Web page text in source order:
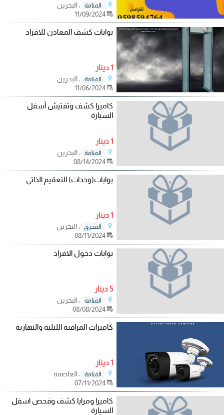
المنامة
، البحرين
11/09/2024
بوابات كشف المعادن للافراد
1 دينار
المنامة
، البحرين
11/06/2024
كاميرا كشف وتفتيش أسفل
السيارة
1 دينار
المنامة
، البحرين
08/14/2024
بوابات(وحدات) التعقيم الذاتي
1 دينار
المحرق
، البحرين
08/11/2024
بوابات دخول الافراد
5 دينار
المنامة
، البحرين
08/08/2024
كاميرات المراقبة الليلية والنهارية
1 دينار
المنامة
، العاصمة
07/11/2024
كاميرا ومرايا كشف وفحص اسفل
السيارة